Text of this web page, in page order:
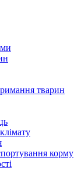
тварин
корму